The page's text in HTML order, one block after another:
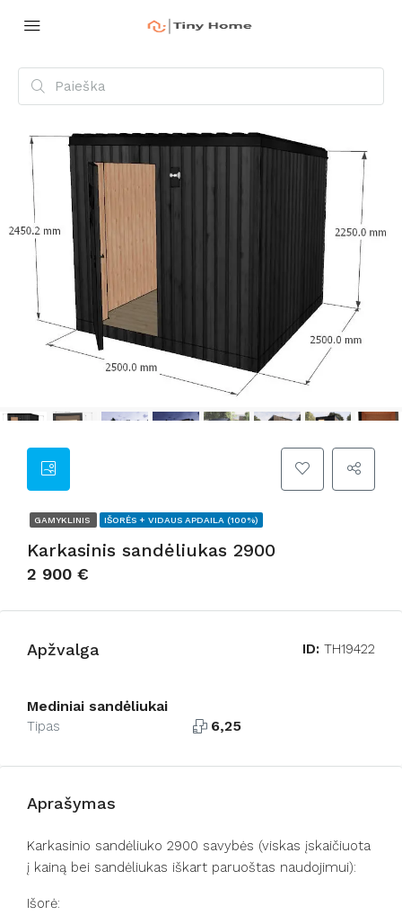
GAMYKLINIS IŠORĖS + VIDAUS APDAILA (100%)
Karkasinis sandėliukas 2900
2 900 €
Apžvalga ID: TH19422
Mediniai sandėliukai
Tipas 6,25
Aprašymas
Karkasinio sandėliuko 2900 savybės (viskas įskaičiuota
į kainą bei sandėliukas iškart paruoštas naudojimui):
Išorė: